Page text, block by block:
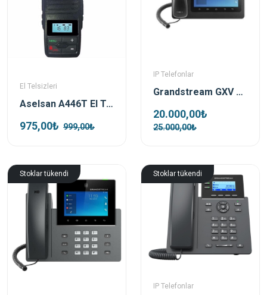
El Telsizleri
Aselsan A446T El Telsizi (Pmr) Pil Ve Şarj Dahil Tekli Set
975,00₺ 999,00₺
IP Telefonlar
Grandstream GXV 3370 Android Poe Destekli IP Telefon
20.000,00₺
25.000,00₺
Stoklar tükendi Stoklar tükendi
IP Telefonlar